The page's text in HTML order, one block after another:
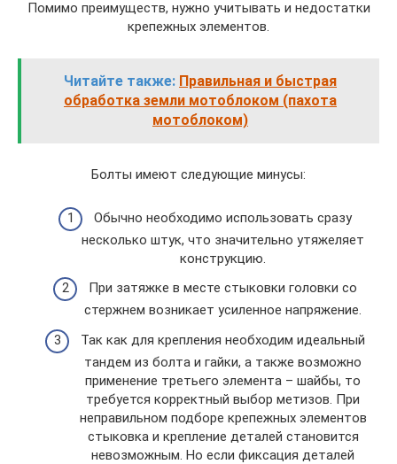
Помимо преимуществ, нужно учитывать и недостатки
крепежных элементов.
Читайте также: Правильная и быстрая
обработка земли мотоблоком (пахота
мотоблоком)
Болты имеют следующие минусы:
Обычно необходимо использовать сразу
несколько штук, что значительно утяжеляет
конструкцию.
При затяжке в месте стыковки головки со
стержнем возникает усиленное напряжение.
Так как для крепления необходим идеальный
тандем из болта и гайки, а также возможно
применение третьего элемента – шайбы, то
требуется корректный выбор метизов. При
неправильном подборе крепежных элементов
стыковка и крепление деталей становится
невозможным. Но если фиксация деталей